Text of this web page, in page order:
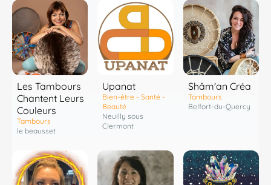
Les Tambours
Chantent Leurs
Couleurs
Tambours
le beausset
Upanat
Bien-être - Santé -
Beauté
Neuilly sous
Clermont
Shâm'an Créa
Tambours
Belfort-du-Quercy